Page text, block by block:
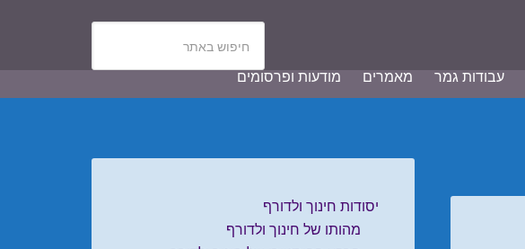
עבודות גמר מאמרים מודעות ופרסומים
יסודות חינוך ולדורף
מהותו של חינוך ולדורף